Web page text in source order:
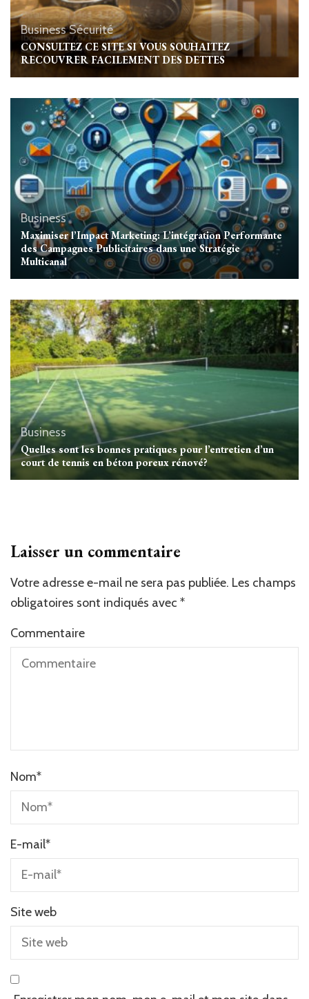
BusinessSécurité
CONSULTEZ CE SITE SI VOUS SOUHAITEZ
RECOUVRER FACILEMENT DES DETTES
Business
Maximiser l’Impact Marketing: L’intégration Performante
des Campagnes Publicitaires dans une Stratégie
Multicanal
Business
Quelles sont les bonnes pratiques pour l’entretien d’un
court de tennis en béton poreux rénové?
Laisser un commentaire
Votre adresse e-mail ne sera pas publiée. Les champs
obligatoires sont indiqués avec *
Commentaire
Nom*
E-mail*
Site web
Alternative: